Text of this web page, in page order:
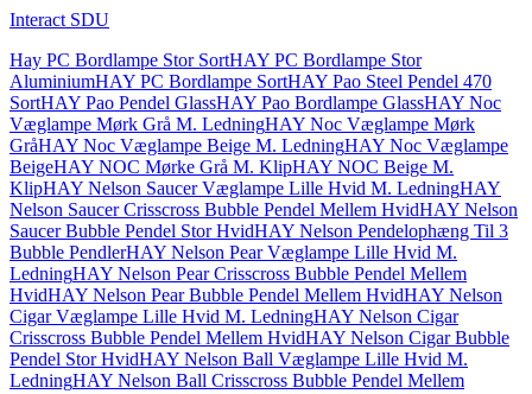
Interact SDU
Hay PC Bordlampe Stor SortHAY PC Bordlampe Stor
AluminiumHAY PC Bordlampe SortHAY Pao Steel Pendel 470
SortHAY Pao Pendel GlassHAY Pao Bordlampe GlassHAY Noc
Væglampe Mørk Grå M. LedningHAY Noc Væglampe Mørk
GråHAY Noc Væglampe Beige M. LedningHAY Noc Væglampe
BeigeHAY NOC Mørke Grå M. KlipHAY NOC Beige M.
KlipHAY Nelson Saucer Væglampe Lille Hvid M. LedningHAY
Nelson Saucer Crisscross Bubble Pendel Mellem HvidHAY Nelson
Saucer Bubble Pendel Stor HvidHAY Nelson Pendelophæng Til 3
Bubble PendlerHAY Nelson Pear Væglampe Lille Hvid M.
LedningHAY Nelson Pear Crisscross Bubble Pendel Mellem
HvidHAY Nelson Pear Bubble Pendel Mellem HvidHAY Nelson
Cigar Væglampe Lille Hvid M. LedningHAY Nelson Cigar
Crisscross Bubble Pendel Mellem HvidHAY Nelson Cigar Bubble
Pendel Stor HvidHAY Nelson Ball Væglampe Lille Hvid M.
LedningHAY Nelson Ball Crisscross Bubble Pendel Mellem